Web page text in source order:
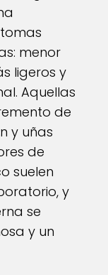
menor
ligeros y
Aquellas
de
y uñas
de
suelen
y
se
y un